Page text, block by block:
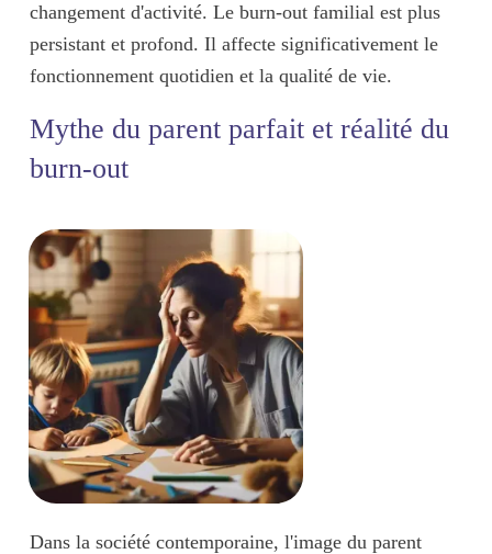
changement d'activité. Le burn-out familial est plus
persistant et profond. Il affecte significativement le
fonctionnement quotidien et la qualité de vie.
Mythe du parent parfait et réalité du
burn-out
Dans la société contemporaine, l'image du parent